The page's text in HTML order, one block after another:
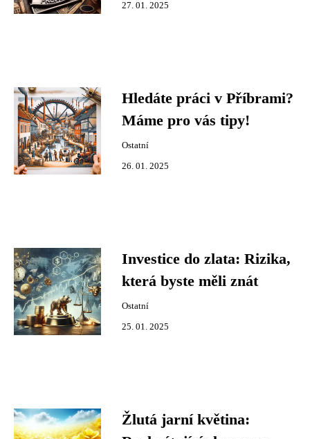
27. 01. 2025
Hledáte práci v Příbrami?
Máme pro vás tipy!
Ostatní
26. 01. 2025
Investice do zlata: Rizika,
která byste měli znát
Ostatní
25. 01. 2025
Žlutá jarní květina: